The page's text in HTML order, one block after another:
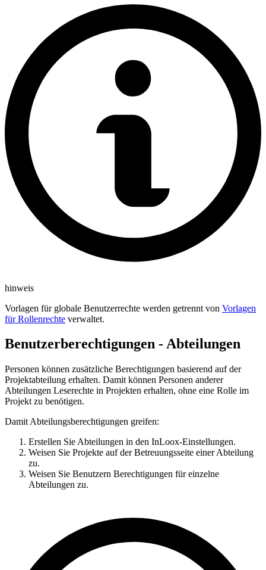
hinweis
Vorlagen für globale Benutzerrechte werden getrennt von Vorlagen
für Rollenrechte verwaltet.
Benutzerberechtigungen - Abteilungen
Personen können zusätzliche Berechtigungen basierend auf der
Projektabteilung erhalten. Damit können Personen anderer
Abteilungen Leserechte in Projekten erhalten, ohne eine Rolle im
Projekt zu benötigen.
Damit Abteilungsberechtigungen greifen:
Erstellen Sie Abteilungen in den InLoox-Einstellungen.
Weisen Sie Projekte auf der Betreuungsseite einer Abteilung
zu.
Weisen Sie Benutzern Berechtigungen für einzelne
Abteilungen zu.